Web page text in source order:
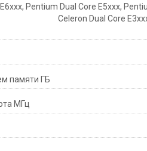
E6xxx, Pentium Dual Core E5xxx,
Celeron Dual Core
памяти ГБ
МГц